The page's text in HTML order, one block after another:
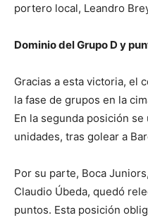
portero local, Leandro
Dominio del Grupo D y
Gracias a esta victoria, el
la fase de grupos en la
En la segunda posición
unidades, tras golear a
Por su parte, Boca
Claudio Úbeda, quedó
puntos. Esta posición